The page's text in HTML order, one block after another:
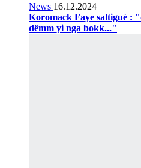
News 16.12.2024
Koromack Faye saltigué :
dëmm yi nga bokk..."